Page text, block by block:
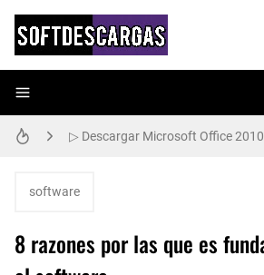
software
8 razones por las que es